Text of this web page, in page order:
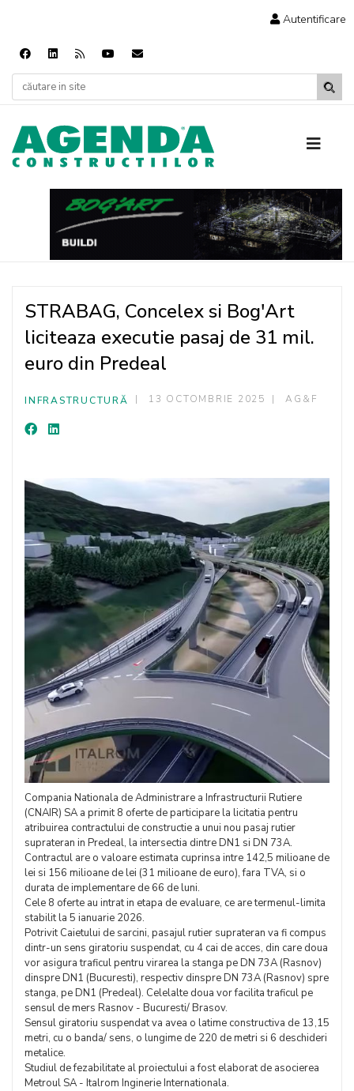
Autentificare
STRABAG, Concelex si Bog'Art
liciteaza executie pasaj de 31 mil.
euro din Predeal
INFRASTRUCTURĂ 13 OCTOMBRIE 2025 AG&F
Compania Nationala de Administrare a Infrastructurii Rutiere
(CNAIR) SA a primit 8 oferte de participare la licitatia pentru
atribuirea contractului de constructie a unui nou pasaj rutier
suprateran in Predeal, la intersectia dintre DN1 si DN 73A.
Contractul are o valoare estimata cuprinsa intre 142,5 milioane de
lei si 156 milioane de lei (31 milioane de euro), fara TVA, si o
durata de implementare de 66 de luni.
Cele 8 oferte au intrat in etapa de evaluare, ce are termenul-limita
stabilit la 5 ianuarie 2026.
Potrivit Caietului de sarcini, pasajul rutier suprateran va fi compus
dintr-un sens giratoriu suspendat, cu 4 cai de acces, din care doua
vor asigura traficul pentru virarea la stanga pe DN 73A (Rasnov)
dinspre DN1 (Bucuresti), respectiv dinspre DN 73A (Rasnov) spre
stanga, pe DN1 (Predeal). Celelalte doua vor facilita traficul pe
sensul de mers Rasnov - Bucuresti/ Brasov.
Sensul giratoriu suspendat va avea o latime constructiva de 13,15
metri, cu o banda/ sens, o lungime de 220 de metri si 6 deschideri
metalice.
Studiul de fezabilitate al proiectului a fost elaborat de asocierea
Metroul SA - Italrom Inginerie Internationala.